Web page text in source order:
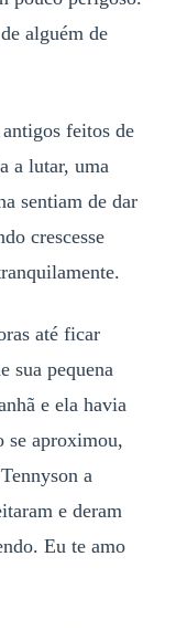
alguém de
feitos de
a lutar, uma
sentiam de dar
crescesse
até ficar
sua pequena
e ela havia
se aproximou,
a
e deram
Eu te amo